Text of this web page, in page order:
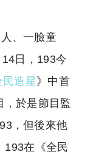
、一臉童
日，193今
民造星》中首
，於是節目監
，但後來他
193在《全民